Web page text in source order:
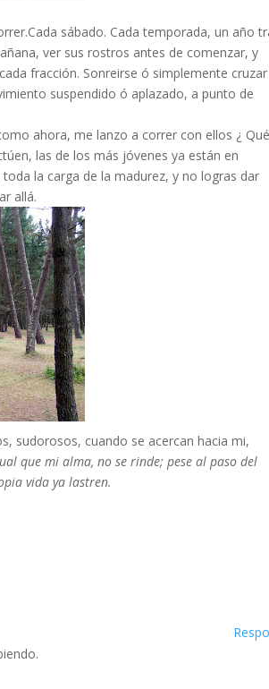
sábado. Cada temporada, un año
ver sus rostros antes de comenzar, y
fracción. Sonreirse ó simplemente cruzar
suspendido ó aplazado, a punto de
ahora, me lanzo a correr con ellos ¿
las de los más jóvenes ya están en
la carga de la madurez, y no logras dar
allá.
sudorosos, cuando se acercan hacia mi,
que mi alma, no se rinde; pese al paso del
vida ya lastren.